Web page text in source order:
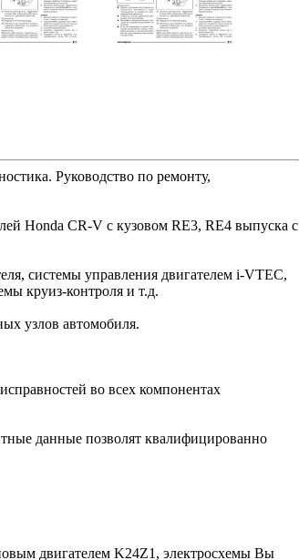
Руководство по ремонту,
Honda CR-V с кузовом RE3, RE4 выпуска с
системы управления двигателем i-VTEC,
круиз-контроля и т.д.
узлов автомобиля.
во всех компонентах
данные позволят квалифицированно
двигателем K24Z1, электросхемы Вы